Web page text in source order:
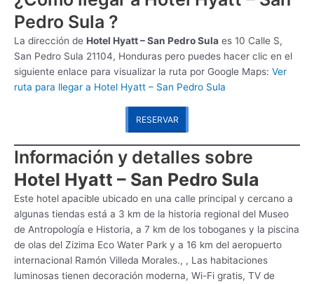
Pedro Sula ?
La dirección de Hotel Hyatt – San Pedro Sula es 10 Calle S,
San Pedro Sula 21104, Honduras pero puedes hacer clic en el
siguiente enlace para visualizar la ruta por Google Maps: Ver
ruta para llegar a Hotel Hyatt – San Pedro Sula
RESERVAR
Información y detalles sobre
Hotel Hyatt – San Pedro Sula
Este hotel apacible ubicado en una calle principal y cercano a
algunas tiendas está a 3 km de la historia regional del Museo
de Antropología e Historia, a 7 km de los toboganes y la piscina
de olas del Zizima Eco Water Park y a 16 km del aeropuerto
internacional Ramón Villeda Morales., , Las habitaciones
luminosas tienen decoración moderna, Wi-Fi gratis, TV de